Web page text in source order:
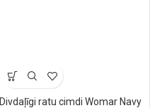
Divdaļīgi ratu cimdi Womar Navy